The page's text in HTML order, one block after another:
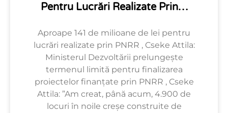
Pentru Lucrări Realizate Prin…
Aproape 141 de milioane de lei pentru
lucrări realizate prin PNRR , Cseke Attila:
Ministerul Dezvoltării prelungește
termenul limită pentru finalizarea
proiectelor finanțate prin PNRR , Cseke
Attila: ”Am creat, până acum, 4.900 de
locuri în noile creșe construite de